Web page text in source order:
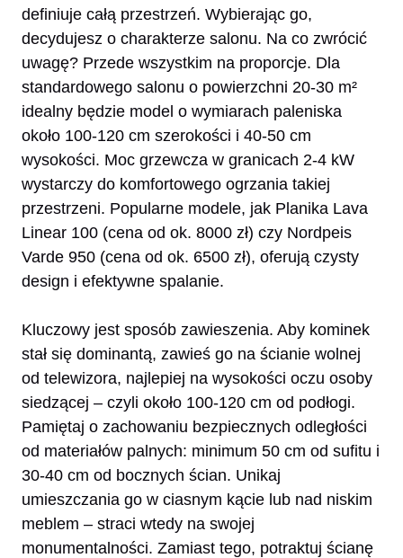
definiuje całą przestrzeń. Wybierając go,
decydujesz o charakterze salonu. Na co zwrócić
uwagę? Przede wszystkim na proporcje. Dla
standardowego salonu o powierzchni 20-30 m²
idealny będzie model o wymiarach paleniska
około 100-120 cm szerokości i 40-50 cm
wysokości. Moc grzewcza w granicach 2-4 kW
wystarczy do komfortowego ogrzania takiej
przestrzeni. Popularne modele, jak Planika Lava
Linear 100 (cena od ok. 8000 zł) czy Nordpeis
Varde 950 (cena od ok. 6500 zł), oferują czysty
design i efektywne spalanie.
Kluczowy jest sposób zawieszenia. Aby kominek
stał się dominantą, zawieś go na ścianie wolnej
od telewizora, najlepiej na wysokości oczu osoby
siedzącej – czyli około 100-120 cm od podłogi.
Pamiętaj o zachowaniu bezpiecznych odległości
od materiałów palnych: minimum 50 cm od sufitu i
30-40 cm od bocznych ścian. Unikaj
umieszczania go w ciasnym kącie lub nad niskim
meblem – straci wtedy na swojej
monumentalności. Zamiast tego, potraktuj ścianę